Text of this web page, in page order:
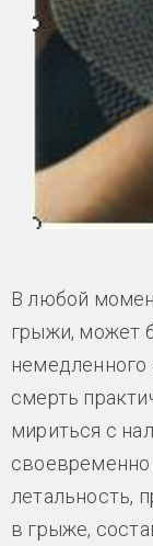
В любой
грыжи, может
смерть
мириться с
летальность,
в грыже,